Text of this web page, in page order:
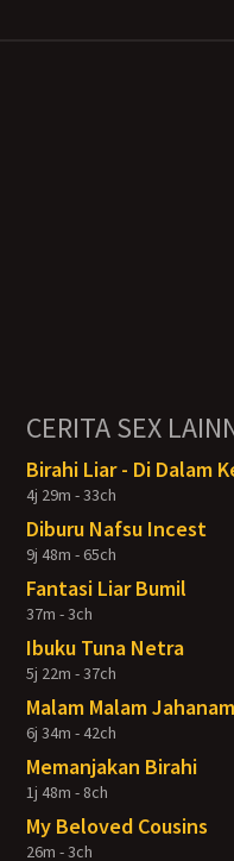
CERITA SEX
Birahi Liar - Di Dalam
4j 29m - 33ch
Diburu Nafsu Incest
9j 48m - 65ch
Fantasi Liar Bumil
37m - 3ch
Ibuku Tuna Netra
5j 22m - 37ch
Malam Malam Jahanam
6j 34m - 42ch
Memanjakan Birahi
1j 48m - 8ch
My Beloved Cousins
26m - 3ch